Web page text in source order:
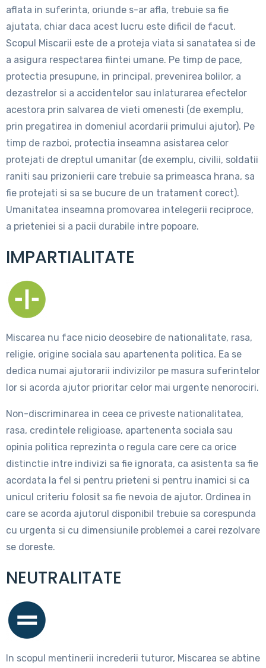
aflata in suferinta, oriunde s-ar afla, trebuie sa fie
ajutata, chiar daca acest lucru este dificil de facut.
Scopul Miscarii este de a proteja viata si sanatatea si de
a asigura respectarea fiintei umane. Pe timp de pace,
protectia presupune, in principal, prevenirea bolilor, a
dezastrelor si a accidentelor sau inlaturarea efectelor
acestora prin salvarea de vieti omenesti (de exemplu,
prin pregatirea in domeniul acordarii primului ajutor). Pe
timp de razboi, protectia inseamna asistarea celor
protejati de dreptul umanitar (de exemplu, civilii, soldatii
raniti sau prizonierii care trebuie sa primeasca hrana, sa
fie protejati si sa se bucure de un tratament corect).
Umanitatea inseamna promovarea intelegerii reciproce,
a prieteniei si a pacii durabile intre popoare.
IMPARTIALITATE
Miscarea nu face nicio deosebire de nationalitate, rasa,
religie, origine sociala sau apartenenta politica. Ea se
dedica numai ajutorarii indivizilor pe masura suferintelor
lor si acorda ajutor prioritar celor mai urgente nenorociri.
Non-discriminarea in ceea ce priveste nationalitatea,
rasa, credintele religioase, apartenenta sociala sau
opinia politica reprezinta o regula care cere ca orice
distinctie intre indivizi sa fie ignorata, ca asistenta sa fie
acordata la fel si pentru prieteni si pentru inamici si ca
unicul criteriu folosit sa fie nevoia de ajutor. Ordinea in
care se acorda ajutorul disponibil trebuie sa corespunda
cu urgenta si cu dimensiunile problemei a carei rezolvare
se doreste.
NEUTRALITATE
In scopul mentinerii increderii tuturor, Miscarea se abtine